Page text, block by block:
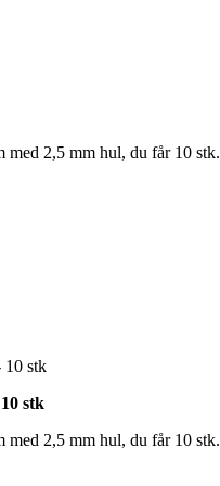
2,5 mm hul, du får 10 stk.
stk
2,5 mm hul, du får 10 stk.